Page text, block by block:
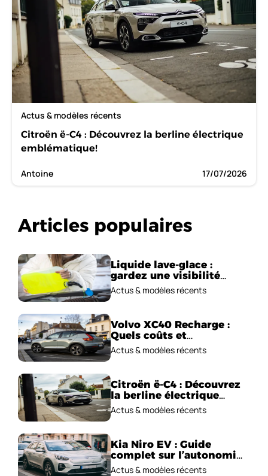
Actus & modèles récents
Citroën ë-C4 : Découvrez la berline électrique
emblématique!
Antoine 17/07/2026
Articles populaires
Liquide lave-glace :
gardez une visibilité
parfaite en voiture
Actus & modèles récents
Volvo XC40 Recharge :
Quels coûts et
performances
électriques ?
Actus & modèles récents
Citroën ë-C4 : Découvrez
la berline électrique
emblématique!
Actus & modèles récents
Kia Niro EV : Guide
complet sur l’autonomie
et le prix !
Actus & modèles récents